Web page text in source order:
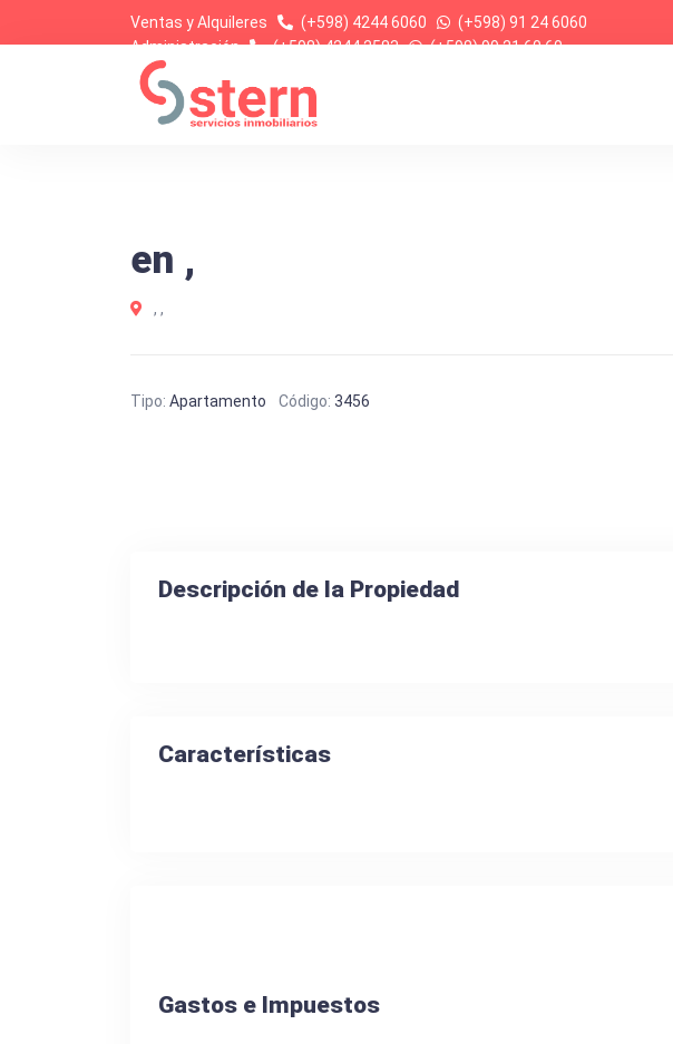
Ventas y Alquileres (+598) 4244 6060
(+598) 91 24 6060
Administración
(+598) 4244 2583 (+598) 99 21 60 60
en ,
, ,
Tipo: Apartamento Código: 3456
Descripción de la Propiedad
Características
Gastos e Impuestos